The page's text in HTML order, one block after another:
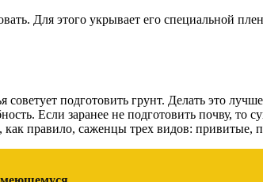
Для этого укрывает его специальной
подготовить грунт. Делать это
Если заранее не подготовить почву, то
правило, саженцы трех видов: привитые,